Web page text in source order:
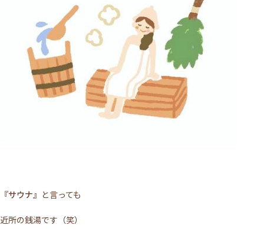
『サウナ』 と言っても
近所の銭湯です（笑）